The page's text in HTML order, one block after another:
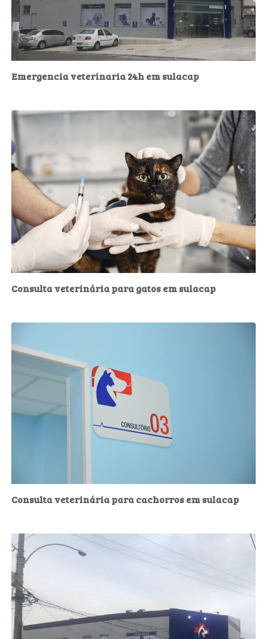
Emergencia veterinaria 24h em sulacap
Consulta veterinária para gatos em sulacap
Consulta veterinária para cachorros em sulacap